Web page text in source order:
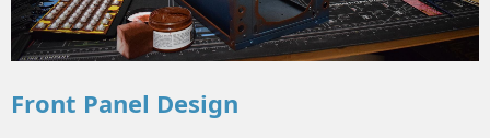
Front Panel Design